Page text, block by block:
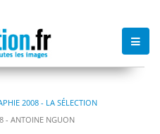
2008 - LA SÉLECTION
- ANTOINE NGUON